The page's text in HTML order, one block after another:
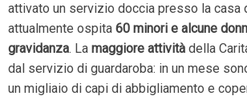
attivato un servizio doccia presso la casa
attualmente ospita 60 minori e alcune
gravidanza. La maggiore attività della
dal servizio di guardaroba: in un mese
un migliaio di capi di abbigliamento e